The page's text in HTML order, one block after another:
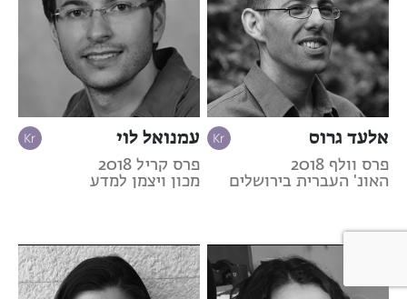
אלעד גרוס
פרס וולף 2018
האונ' העברית בירושלים
עמנואל לוי
פרס קריל 2018
מכון ויצמן למדע